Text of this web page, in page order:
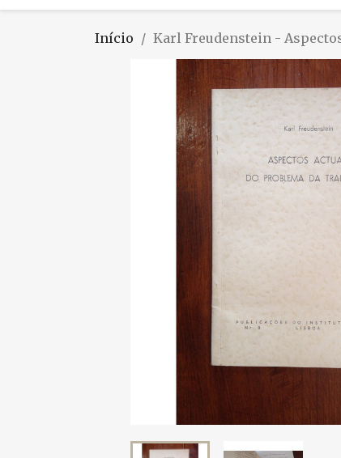
Início Karl Freudenstein -